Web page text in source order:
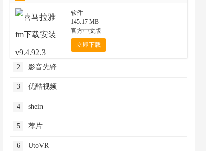
软件
145.17 MB
官方中文版
立即下载
2 影音先锋
3 优酷视频
4 shein
5 荐片
6 UtoVR